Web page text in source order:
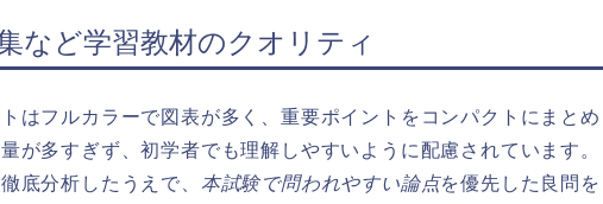
など学習教材のクオリティ
はフルカラーで図表が多く、重要ポイントをコンパクトにまとめ
が多すぎず、初学者でも理解しやすいように配慮されています。
底分析したうえで、 本試験で問われやすい論点を優先した良問を